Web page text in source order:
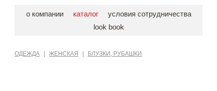
о компании каталог
условия сотрудничества
look book
ОДЕЖДА ЖЕНСКАЯ БЛУЗКИ, РУБАШКИ